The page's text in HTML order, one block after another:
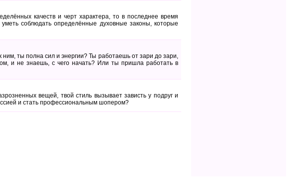
качеств и черт характера, то в последнее время
соблюдать определённые духовные законы, которые
ты полна сил и энергии? Ты работаешь от зари до зари,
и не знаешь, с чего начать? Или ты пришла работать в
вещей, твой стиль вызывает зависть у подруг и
и стать профессиональным шопером?